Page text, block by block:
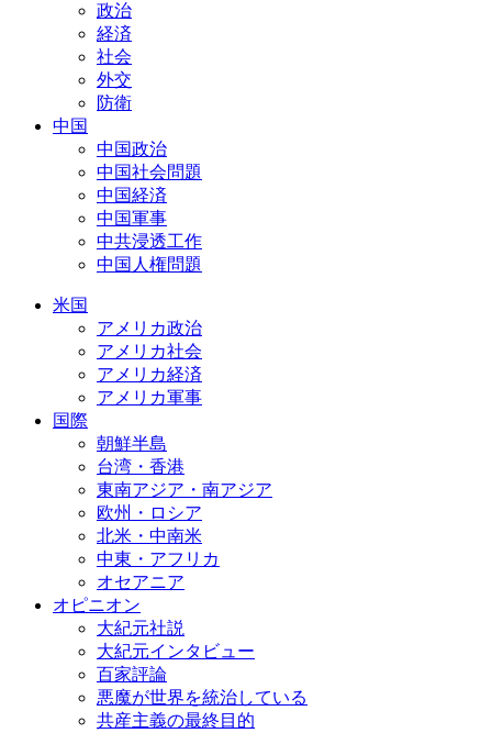
政治
経済
社会
外交
防衛
中国
中国政治
中国社会問題
中国経済
中国軍事
中共浸透工作
中国人権問題
米国
アメリカ政治
アメリカ社会
アメリカ経済
アメリカ軍事
国際
朝鮮半島
台湾・香港
東南アジア・南アジア
欧州・ロシア
北米・中南米
中東・アフリカ
オセアニア
オピニオン
大紀元社説
大紀元インタビュー
百家評論
悪魔が世界を統治している
共産主義の最終目的